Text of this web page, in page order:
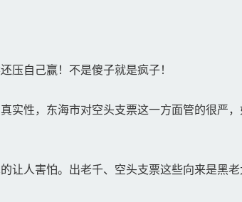
自己赢！不是傻子就是疯子！
性，东海市对空头支票这一方面管的很严
让人害怕。出老千、空头支票这些向来是黑